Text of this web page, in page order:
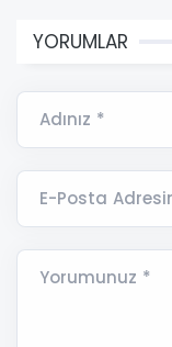
YORUMLAR
Adınız *
E-Posta
Yorumunuz *